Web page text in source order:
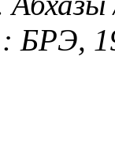
БРЭ,